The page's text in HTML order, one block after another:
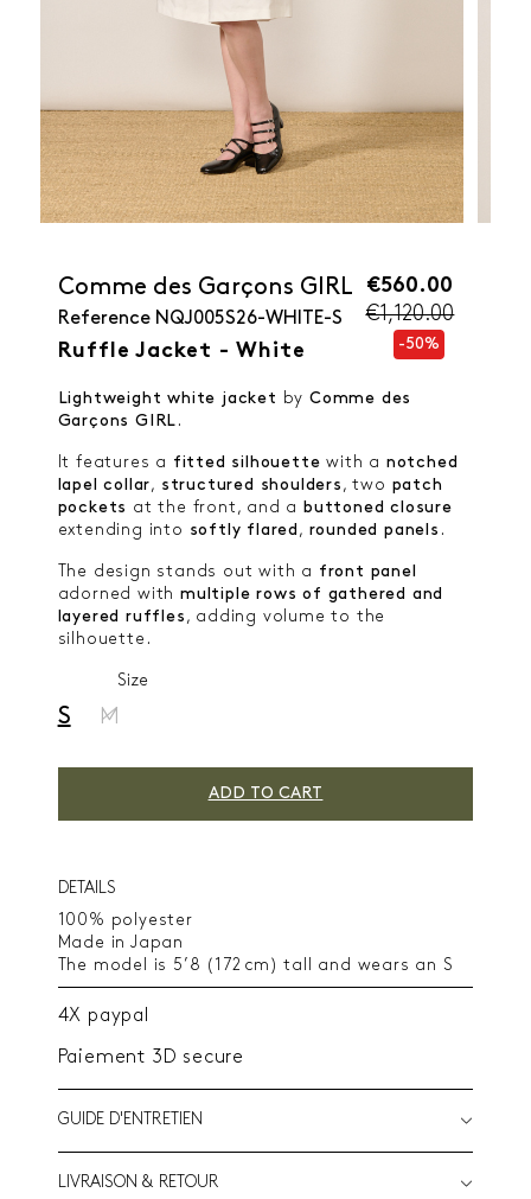
Comme des Garçons GIRL
Reference NQJ005S26-WHITE-S
Ruffle Jacket - White
€560.00
€1,120.00
-50%
Lightweight white jacket by Comme des
Garçons GIRL .
It features a fitted silhouette with a notched
lapel collar, structured shoulders , two patch
pockets at the front, and a buttoned closure
extending into softly flared , rounded panels .
The design stands out with a front panel
adorned with multiple rows of gathered and
layered ruffles , adding volume to the
silhouette.
Size
S M
ADD TO CART
DETAILS
100% polyester
Made in Japan
The model is 5’8 (172 cm) tall and wears an S
4X paypal
Paiement 3D secure
GUIDE D'ENTRETIEN
LIVRAISON & RETOUR